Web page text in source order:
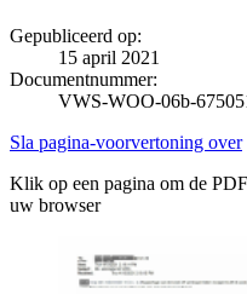
Gepubliceerd op:
15 april 2021
Documentnummer:
VWS-WOO-06b-
Sla pagina-voorvertoning over
Klik op een pagina om de
uw browser